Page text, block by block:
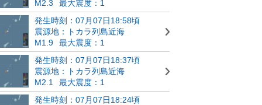
M2.3
最大震度：1
発生時刻：07月07日18:58頃
震源地：トカラ列島近海
M1.9
最大震度：1
発生時刻：07月07日18:37頃
震源地：トカラ列島近海
M2.1
最大震度：1
発生時刻：07月07日18:24頃